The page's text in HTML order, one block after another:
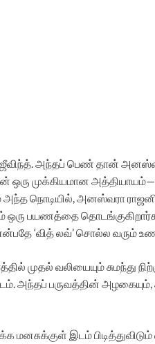
அந்தப் பெண் தான்
முக்கியமான
அந்த நொடியில், அனஸ்வரா
பயணத்தை
‘வித் லவ்’ சொல்ல வரும்
வலியையும் சுமந்து
அந்தப் பருவத்தின்
இடம்